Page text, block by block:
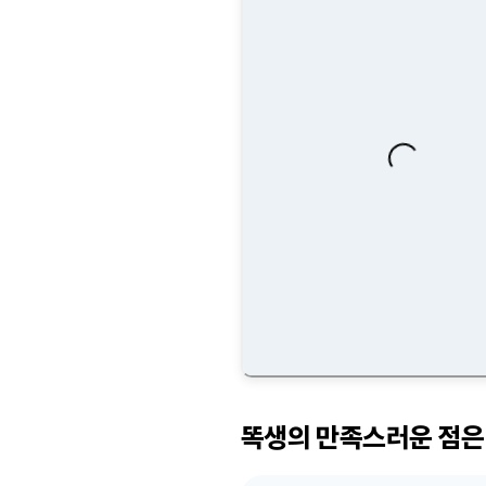
Loading...
똑생의 만족스러운 점